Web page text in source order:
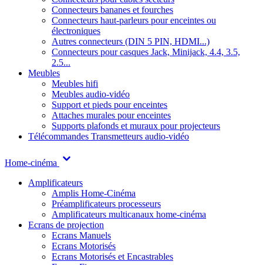
Connecteurs bananes et fourches
Connecteurs haut-parleurs pour enceintes ou
électroniques
Autres connecteurs (DIN 5 PIN, HDMI...)
Connecteurs pour casques Jack, Minijack, 4.4, 3.5,
2.5...
Meubles
Meubles hifi
Meubles audio-vidéo
Support et pieds pour enceintes
Attaches murales pour enceintes
Supports plafonds et muraux pour projecteurs
Télécommandes Transmetteurs audio-vidéo
Home-cinéma
Amplificateurs
Amplis Home-Cinéma
Préamplificateurs processeurs
Amplificateurs multicanaux home-cinéma
Ecrans de projection
Ecrans Manuels
Ecrans Motorisés
Ecrans Motorisés et Encastrables